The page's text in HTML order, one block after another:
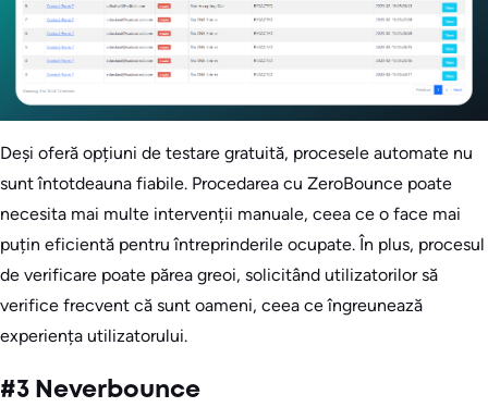
Deși oferă opțiuni de testare gratuită, procesele automate nu
sunt întotdeauna fiabile. Procedarea cu ZeroBounce poate
necesita mai multe intervenții manuale, ceea ce o face mai
puțin eficientă pentru întreprinderile ocupate. În plus, procesul
de verificare poate părea greoi, solicitând utilizatorilor să
verifice frecvent că sunt oameni, ceea ce îngreunează
experiența utilizatorului.
#3 Neverbounce